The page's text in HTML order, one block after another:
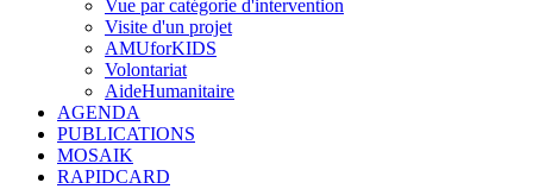
Vue par catégorie d'intervention
Visite d'un projet
AMUforKIDS
Volontariat
AideHumanitaire
AGENDA
PUBLICATIONS
MOSAIK
RAPIDCARD